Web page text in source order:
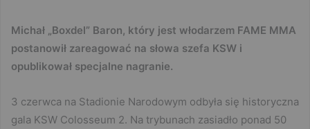
Michał „Boxdel” Baron, który jest włodarzem FAME MMA
postanowił zareagować na słowa szefa KSW i
opublikował specjalne nagranie.
3 czerwca na Stadionie Narodowym odbyła się historyczna
gala KSW Colosseum 2. Na trybunach zasiadło ponad 50